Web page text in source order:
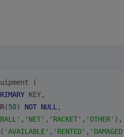
(
KEY,
(50) NOT NULL ,
, 'NET' , 'RACKET' , 'OTHER' ),
'AVAILABLE' , 'RENTED' ,